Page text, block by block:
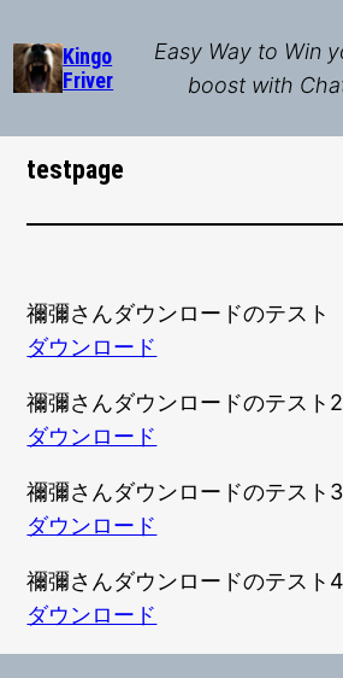
to
content
Kingo
Friver
Easy Way to Win
boost with
testpage
禰彌さんダウンロードのテスト
ダウンロード
禰彌さんダウンロードのテスト2
ダウンロード
禰彌さんダウンロードのテスト
ダウンロード
禰彌さんダウンロードのテス
ダウンロード